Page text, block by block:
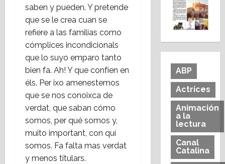
saben y pueden. Y pretende
que se le crea cuan se
refiere a las familias como
cómplices incondicionals
que lo suyo emparo tanto
bien fa. Ah! Y que confíen en
éls. Per ixo amenestemos
que se nos conoixca de
verdat, que saban cómo
somos, per qué somos y,
muito important, con quí
somos. Fa falta mas verdat
y menos titulars.
ABP
Actrices
Animación
a la
lectura
Canal
Catalina